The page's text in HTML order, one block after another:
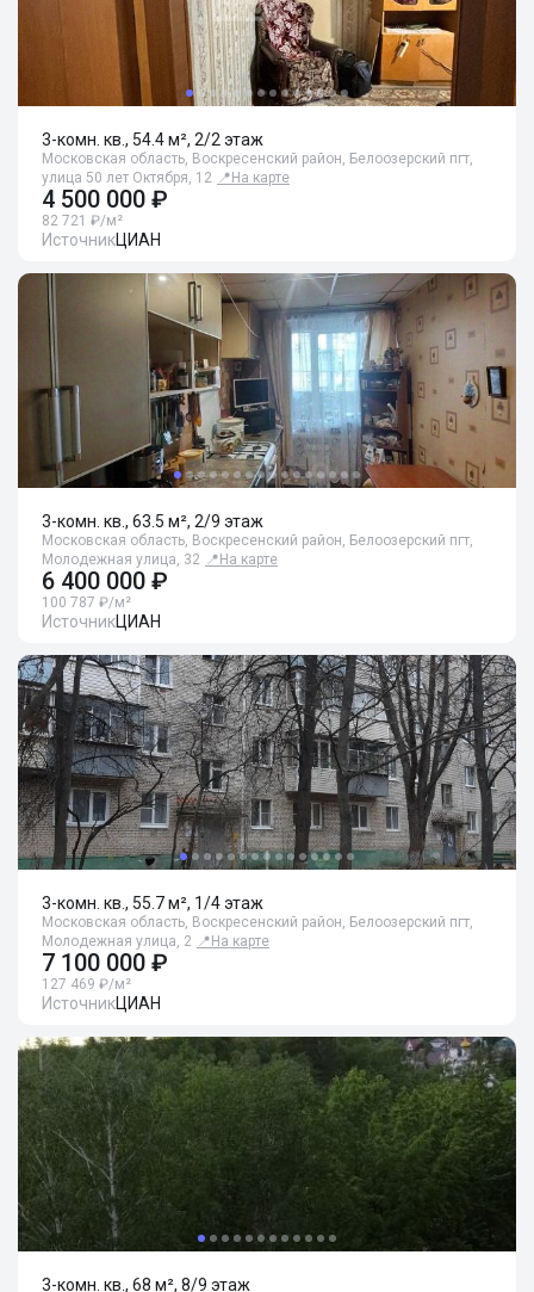
3-комн. кв., 54.4 м², 2/2 этаж
Московская область, Воскресенский район, Белоозерский пгт,
улица 50 лет Октября, 12 📍 На карте
4 500 000 ₽
82 721 ₽/м²
ИсточникЦИАН
3-комн. кв., 63.5 м², 2/9 этаж
Московская область, Воскресенский район, Белоозерский пгт,
Молодежная улица, 32 📍 На карте
6 400 000 ₽
100 787 ₽/м²
ИсточникЦИАН
3-комн. кв., 55.7 м², 1/4 этаж
Московская область, Воскресенский район, Белоозерский пгт,
Молодежная улица, 2 📍 На карте
7 100 000 ₽
127 469 ₽/м²
ИсточникЦИАН
3-комн. кв., 68 м², 8/9 этаж